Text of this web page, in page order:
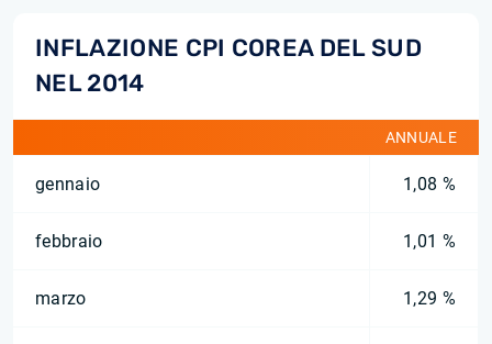
INFLAZIONE CPI COREA DEL SUD
NEL 2014
ANNUALE
gennaio 1,08 %
febbraio 1,01 %
marzo 1,29 %